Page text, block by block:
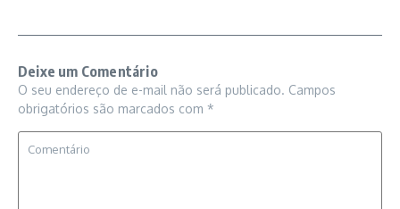
Deixe um Comentário
O seu endereço de e-mail não será publicado. Campos
obrigatórios são marcados com *